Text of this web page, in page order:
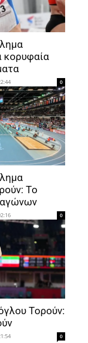
κορυφαία
0
Το
0
Τορούν:
0